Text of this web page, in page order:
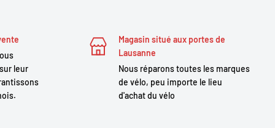
leur
Magasin situé aux portes de
Lausanne
Nous réparons toutes les marques
de vélo, peu importe le lieu
d'achat du vélo